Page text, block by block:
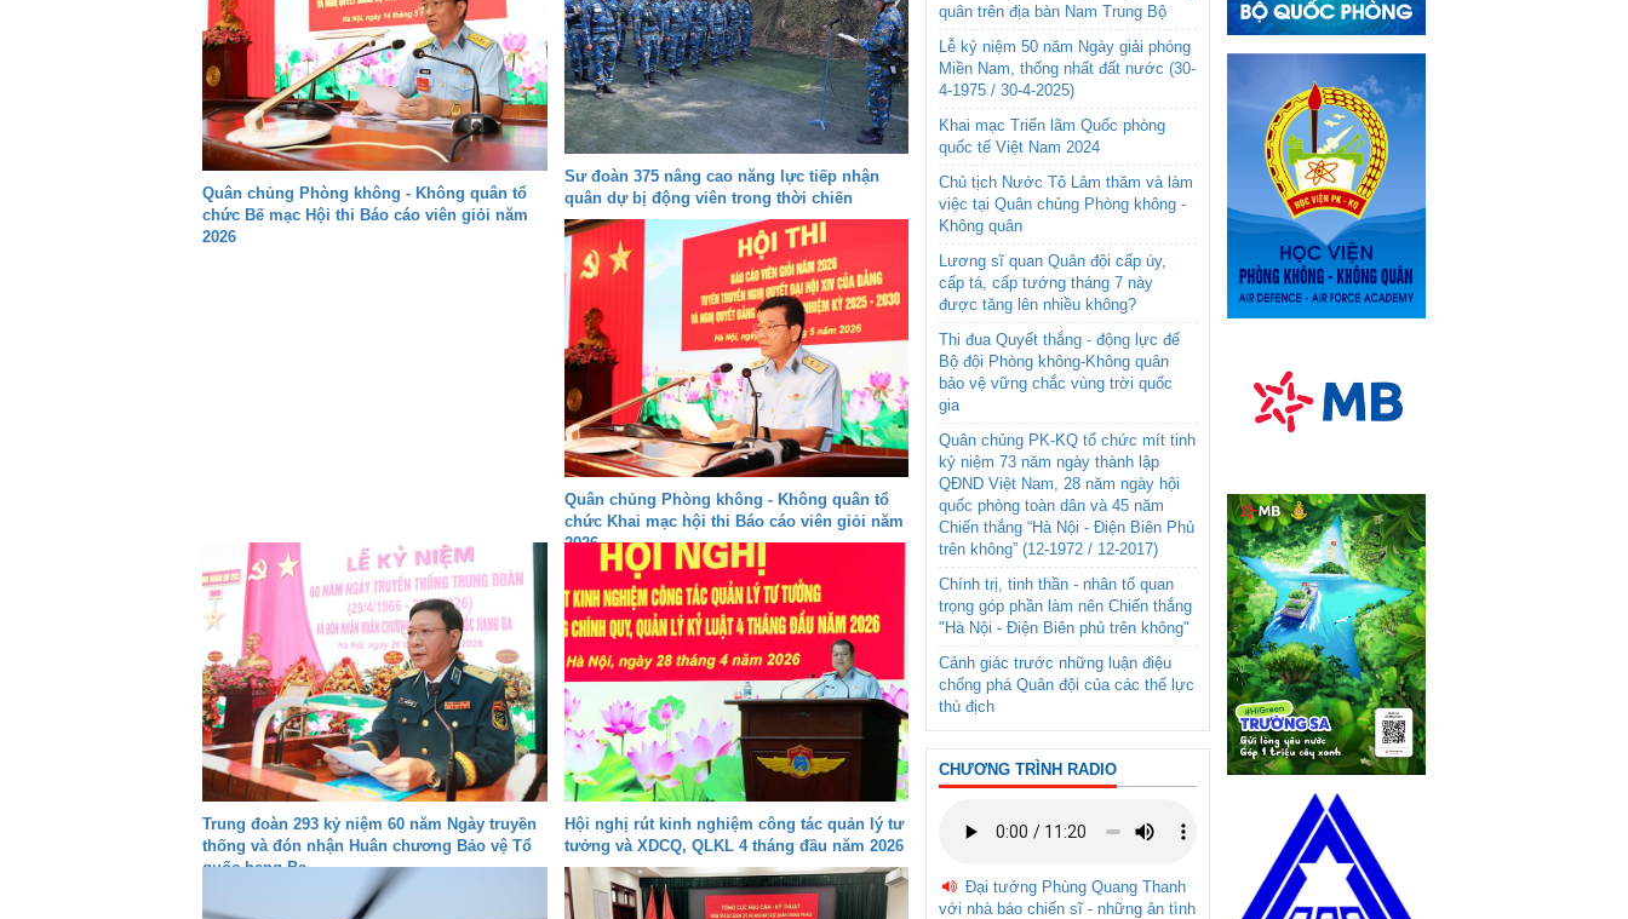
Quân chủng Phòng không - Không quân tổ
chức Bế mạc Hội thi Báo cáo viên giỏi năm
2026
Sư đoàn 375 nâng cao năng lực tiếp nhận
quân dự bị động viên trong thời chiến
Quân chủng Phòng không - Không quân tổ
chức Khai mạc hội thi Báo cáo viên giỏi năm
2026
Trung đoàn 293 kỷ niệm 60 năm Ngày truyền
thống và đón nhận Huân chương Bảo vệ Tổ
quốc hạng Ba
Hội nghị rút kinh nghiệm công tác quản lý tư
tưởng và XDCQ, QLKL 4 tháng đầu năm 2026
quân trên địa bàn Nam Trung Bộ
Lễ kỷ niệm 50 năm Ngày giải phóng
Miền Nam, thống nhất đất nước (30-
4-1975 / 30-4-2025)
Khai mạc Triển lãm Quốc phòng
quốc tế Việt Nam 2024
Chủ tịch Nước Tô Lâm thăm và làm
việc tại Quân chủng Phòng không -
Không quân
Lương sĩ quan Quân đội cấp úy,
cấp tá, cấp tướng tháng 7 này
được tăng lên nhiều không?
Thi đua Quyết thắng - động lực để
Bộ đội Phòng không-Không quân
bảo vệ vững chắc vùng trời quốc
gia
Quân chủng PK-KQ tổ chức mít tinh
kỷ niệm 73 năm ngày thành lập
QĐND Việt Nam, 28 năm ngày hội
quốc phòng toàn dân và 45 năm
Chiến thắng “Hà Nội - Điện Biên Phủ
trên không” (12-1972 / 12-2017)
Chính trị, tinh thần - nhân tố quan
trọng góp phần làm nên Chiến thắng
"Hà Nội - Điện Biên phủ trên không"
Cảnh giác trước những luận điệu
chống phá Quân đội của các thế lực
thù địch
CHƯƠNG TRÌNH RADIO
Đại tướng Phùng Quang Thanh
với nhà báo chiến sĩ - những ân tình